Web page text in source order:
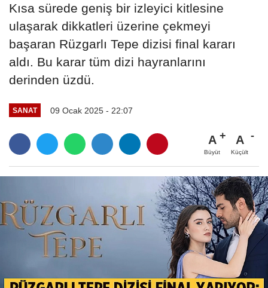
Kısa sürede geniş bir izleyici kitlesine
ulaşarak dikkatleri üzerine çekmeyi
başaran Rüzgarlı Tepe dizisi final kararı
aldı. Bu karar tüm dizi hayranlarını
derinden üzdü.
SANAT 09 Ocak 2025 - 22:07
A
Büyüt
A
Küçült